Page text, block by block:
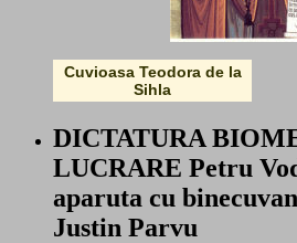
Cuvioasa Teodora de la
Sihla
DICTATURA
LUCRARE Petru
aparuta cu
Justin Parvu